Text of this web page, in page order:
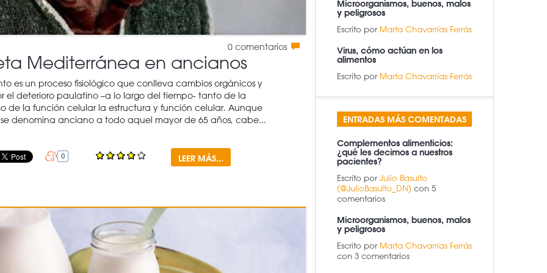
0 comentarios
Mediterránea en ancianos
es un proceso fisiológico que conlleva cambios orgánicos y
el deterioro paulatino –a lo largo del tiempo- tanto de la
de la función celular la estructura y función celular. Aunque
denomina anciano a todo aquel mayor de 65 años, cabe...
LEER MÁS...
Microorganismos, buenos, malos
y peligrosos
Escrito por Marta Chavarrías Ferràs
Virus, cómo actúan en los
alimentos
Escrito por Marta Chavarrías Ferràs
ENTRADAS MÁS COMENTADAS
Complementos alimenticios:
¿qué les decimos a nuestros
pacientes?
Escrito por Julio Basulto
(@JulioBasulto_DN) con 5
comentarios
Microorganismos, buenos, malos
y peligrosos
Escrito por Marta Chavarrías Ferràs
con 3 comentarios